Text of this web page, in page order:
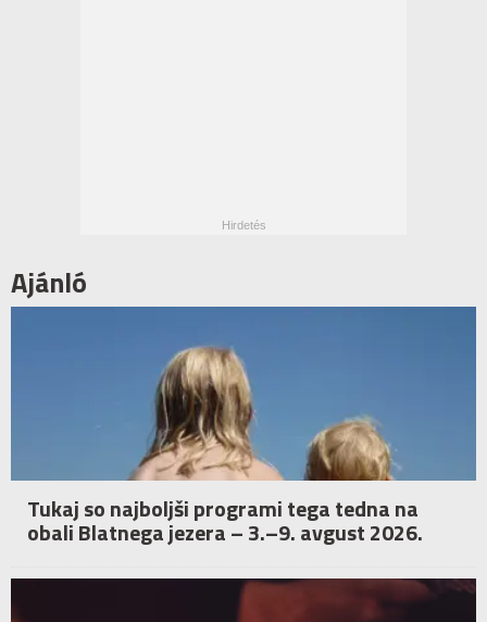
Ajánló
Tukaj so najboljši programi tega tedna na
obali Blatnega jezera – 3.–9. avgust 2026.